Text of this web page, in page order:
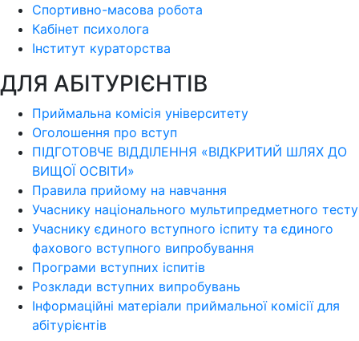
Спортивно-масова робота
Кабінет психолога
Інститут кураторства
ДЛЯ АБІТУРІЄНТІВ
Приймальна комісія університету
Оголошення про вступ
ПІДГОТОВЧЕ ВІДДІЛЕННЯ «ВІДКРИТИЙ ШЛЯХ ДО
ВИЩОЇ ОСВІТИ»
Правила прийому на навчання
Учаснику національного мультипредметного тесту
Учаснику єдиного вступного іспиту та єдиного
фахового вступного випробування
Програми вступних іспитів
Розклади вступних випробувань
Інформаційні матеріали приймальної комісії для
абітурієнтів